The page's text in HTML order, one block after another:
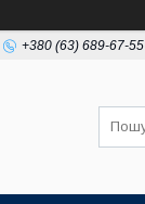
+380 (63) 689-67-55